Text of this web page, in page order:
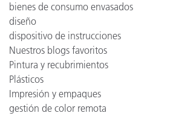
bienes de consumo envasados
diseño
dispositivo de instrucciones
Nuestros blogs favoritos
Pintura y recubrimientos
Plásticos
Impresión y empaques
gestión de color remota